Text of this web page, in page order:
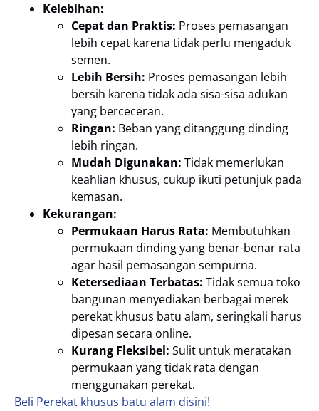
Kelebihan:
Cepat dan Praktis: Proses pemasangan
lebih cepat karena tidak perlu mengaduk
semen.
Lebih Bersih: Proses pemasangan lebih
bersih karena tidak ada sisa-sisa adukan
yang berceceran.
Ringan: Beban yang ditanggung dinding
lebih ringan.
Mudah Digunakan: Tidak memerlukan
keahlian khusus, cukup ikuti petunjuk pada
kemasan.
Kekurangan:
Permukaan Harus Rata: Membutuhkan
permukaan dinding yang benar-benar rata
agar hasil pemasangan sempurna.
Ketersediaan Terbatas: Tidak semua toko
bangunan menyediakan berbagai merek
perekat khusus batu alam, seringkali harus
dipesan secara online.
Kurang Fleksibel: Sulit untuk meratakan
permukaan yang tidak rata dengan
menggunakan perekat.
Beli Perekat khusus batu alam disini!